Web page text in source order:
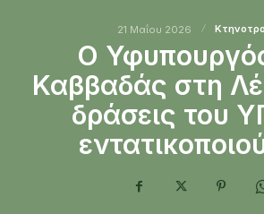
21 Μαΐου 2026
Ο
Καββαδάς στη
δράσεις του